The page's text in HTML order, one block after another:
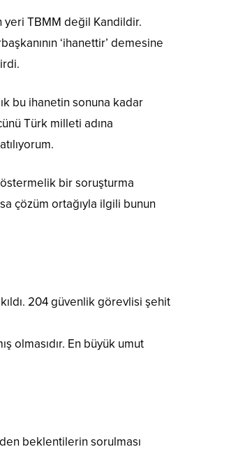
yeri TBMM değil Kandildir.
‘ihanettir’ demesine
bu ihanetin sonuna kadar
Türk milleti adına
bir soruşturma
çözüm ortağıyla ilgili bunun
204 güvenlik görevlisi şehit
olmasıdır. En büyük umut
beklentilerin sorulması